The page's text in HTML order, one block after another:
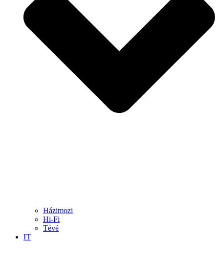
Házimozi
Hi-Fi
Tévé
IT